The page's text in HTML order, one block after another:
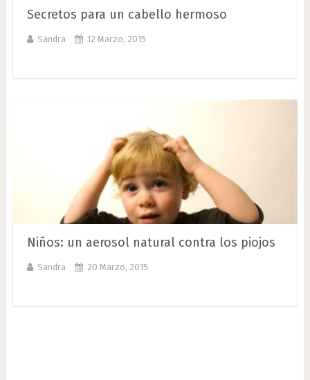
Secretos para un cabello hermoso
Sandra 12 Marzo, 2015
Niños: un aerosol natural contra los piojos
Sandra 20 Marzo, 2015